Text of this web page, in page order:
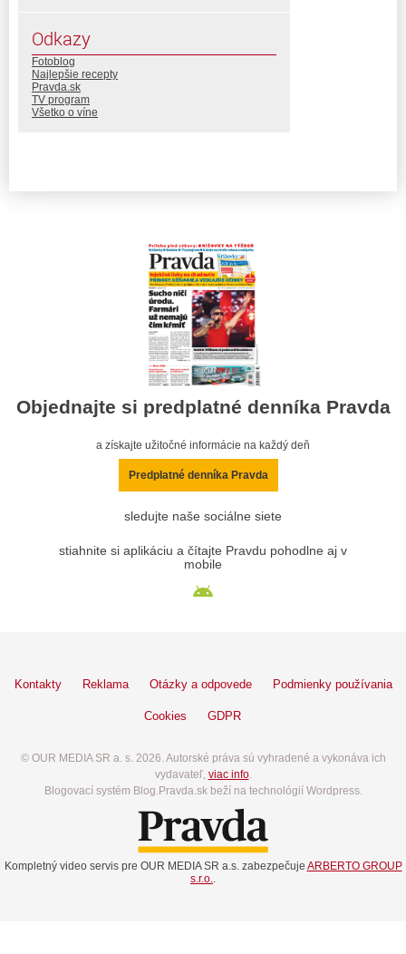
Odkazy
Fotoblog
Najlepšie recepty
Pravda.sk
TV program
Všetko o víne
Objednajte si predplatné denníka Pravda
a získajte užitočné informácie na každý deň
Predplatné denníka Pravda
sledujte naše sociálne siete
stiahnite si aplikáciu a čítajte Pravdu pohodlne aj v
mobile
Kontakty Reklama Otázky a odpovede Podmienky používania
Cookies GDPR
© OUR MEDIA SR a. s. 2026. Autorské práva sú vyhradené a vykonáva ich
vydavateľ, viac info.
Blogovací systém Blog.Pravda.sk beží na technológií Wordpress.
Kompletný video servis pre OUR MEDIA SR a.s. zabezpečuje ARBERTO GROUP
s.r.o..